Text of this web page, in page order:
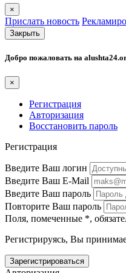
×
Прислать новость
Закрыть
Добро пожаловать на
×
Регистрация
Авторизация
Восстановить пароль
Регистрация
Введите Ваш логин
Введите Ваш E-Mail
Введите Ваш пароль
Повторите Ваш пароль
Поля, помеченные *,
Регистрируясь, Вы